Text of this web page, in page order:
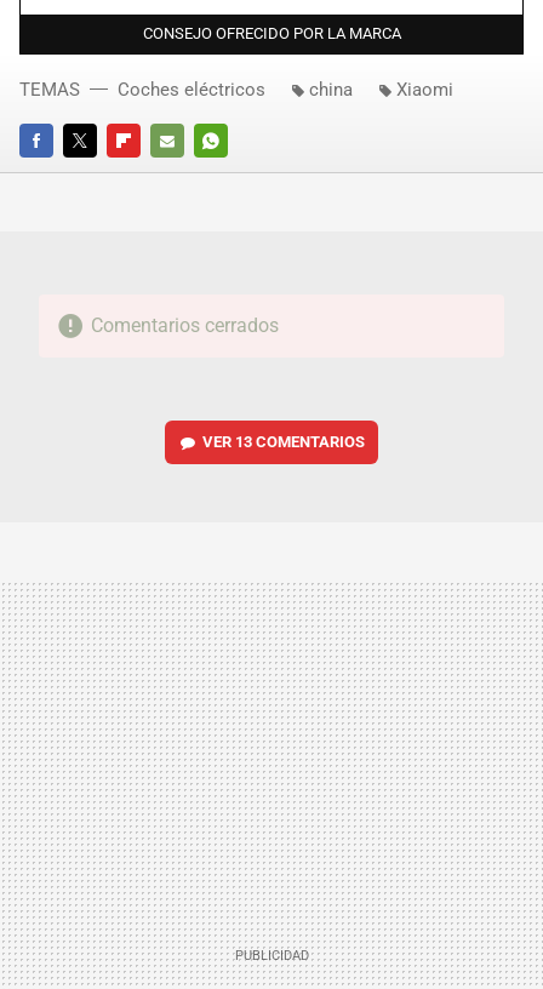
CONSEJO OFRECIDO POR LA MARCA
FACEBOOKTWITTERFLIPBOARD
E-
WHATSAPP
TEMAS Coches eléctricos china Xiaomi
Comentarios cerrados
VER 13 COMENTARIOS